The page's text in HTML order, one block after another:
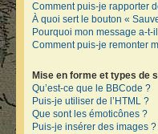
Comment puis-je rapporter
À quoi sert le bouton «
Pourquoi mon message a-t-
Comment puis-je remonter
Mise en forme et types de
Qu’est-ce que le BBCode ?
Puis-je utiliser de l’HTML ?
Que sont les émoticônes ?
Puis-je insérer des images ?